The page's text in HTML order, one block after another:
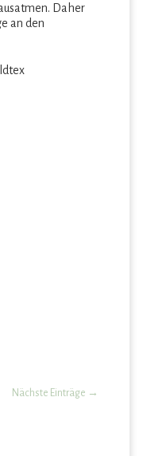
Daher
an den
Nächste Einträge →